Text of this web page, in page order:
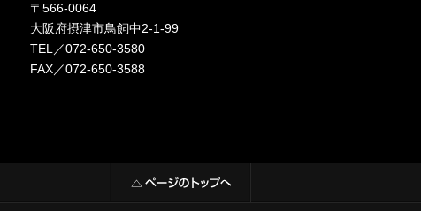
〒566-0064
大阪府摂津市鳥飼中2-1-99
TEL／072-650-3580
FAX／072-650-3588